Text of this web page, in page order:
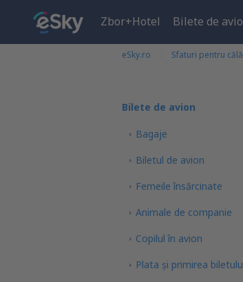
Zbor+Hotel Bilete de
eSky.ro Sfaturi pentru
Bilete de avion
Bagaje
Biletul de avion
Femeile însărcinate
Animale de companie
Copilul în avion
Plata şi primirea